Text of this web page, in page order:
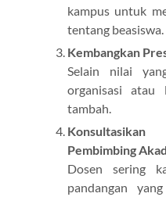
kampus untuk
tentang beasiswa.
Kembangkan
Selain nilai
organisasi atau
tambah.
Pembimbing
Dosen sering
pandangan